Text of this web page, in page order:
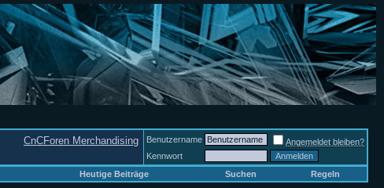
CnCForen Merchandising Benutzername
Angemeldet bleiben?
Kennwort
Heutige Beiträge Suchen Regeln